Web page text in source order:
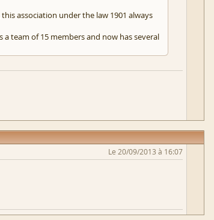
association under the law 1901 always
team of 15 members and now has several
Le 20/09/2013 à 16:07